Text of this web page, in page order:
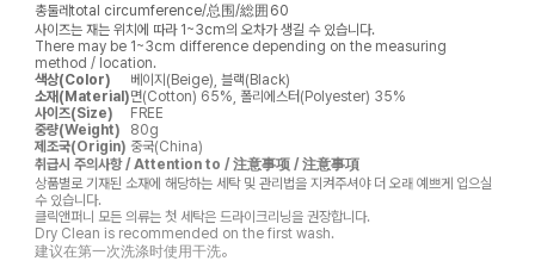
총둘레total circumference/总围/総囲 60
사이즈는 재는 위치에 따라 1~3cm의 오차가 생길 수 있습니다.
There may be 1~3cm difference depending on the measuring
method / location.
색상(Color)
베이지(Beige), 블랙(Black)
소재(Material)면(Cotton) 65%, 폴리에스터(Polyester) 35%
사이즈(Size)
FREE
중량(Weight)
80g
제조국(Origin) 중국(China)
취급시 주의사항 / Attention to / 注意事项 / 注意事項
상품별로 기재된 소재에 해당하는 세탁 및 관리법을 지켜주셔야 더 오래 예쁘게 입으실
수 있습니다.
클릭앤퍼니 모든 의류는 첫 세탁은 드라이크리닝을 권장합니다.
Dry Clean is recommended on the first wash.
建议在第一次洗涤时使用干洗。